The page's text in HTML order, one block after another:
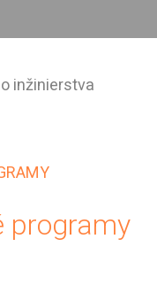
inžinierstva
programy